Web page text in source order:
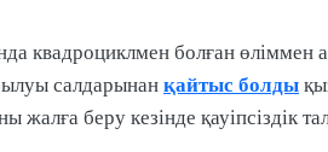
квадроциклмен болған
салдарынанқайтыс болды
жалға беру кезінде қауіпсіздік